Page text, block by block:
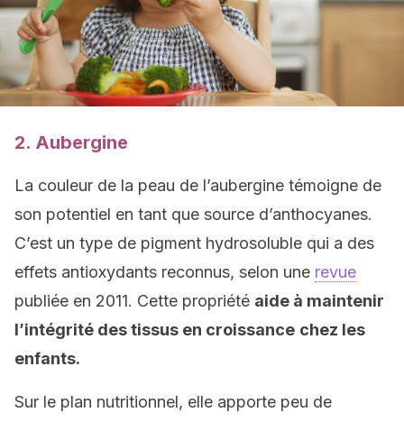
2. Aubergine
La couleur de la peau de l’aubergine témoigne de
son potentiel en tant que source d’anthocyanes.
C’est un type de pigment hydrosoluble qui a des
effets antioxydants reconnus, selon une revue
publiée en 2011. Cette propriété aide à maintenir
l’intégrité des tissus en croissance chez les
enfants.
Sur le plan nutritionnel, elle apporte peu de